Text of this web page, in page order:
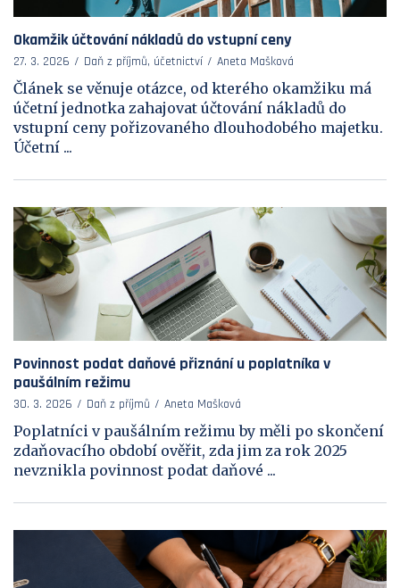
Okamžik účtování nákladů do vstupní ceny
27. 3. 2026 Daň z příjmů, účetnictví Aneta Mašková
Článek se věnuje otázce, od kterého okamžiku má
účetní jednotka zahajovat účtování nákladů do
vstupní ceny pořizovaného dlouhodobého majetku.
Účetní ...
Povinnost podat daňové přiznání u poplatníka v
paušálním režimu
30. 3. 2026 Daň z příjmů Aneta Mašková
Poplatníci v paušálním režimu by měli po skončení
zdaňovacího období ověřit, zda jim za rok 2025
nevznikla povinnost podat daňové ...